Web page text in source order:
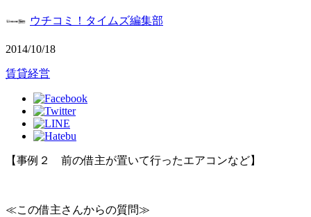
ウチコミ！タイムズ編集部
2014/10/18
賃貸経営
【事例２ 前の借主が置いて行ったエアコンなど】
≪この借主さんからの質問≫